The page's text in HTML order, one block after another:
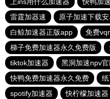
雷霆加器速
原子加速下载
白鲸加速器正版app
免费
梯子免费加速器永久免费版
tiktok加速器
黑洞加速npv
快鸭免费加速器永久免费
spotify加速器
快柠檬加速器